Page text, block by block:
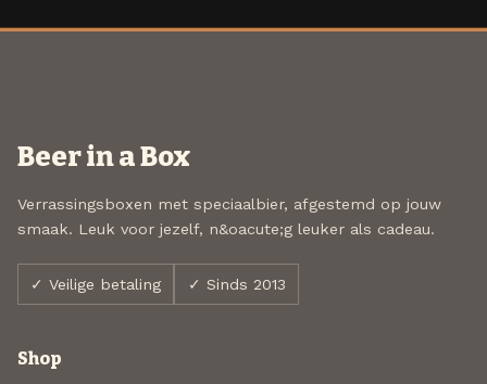
Beer in a Box
Verrassingsboxen met speciaalbier, afgestemd op jouw
smaak. Leuk voor jezelf, n&oacute;g leuker als cadeau.
✓ Veilige betaling ✓ Sinds 2013
Shop